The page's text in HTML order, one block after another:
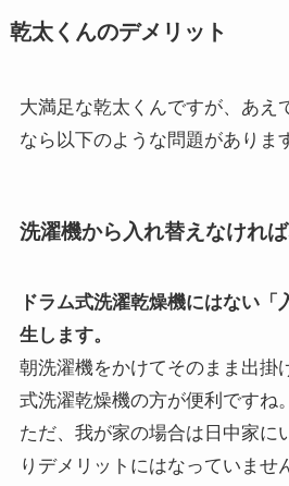
乾太くんのデメリット
大満足な乾太くんですが、あえ
なら以下のような問題がありま
洗濯機から入れ替えなけれ
ドラム式洗濯乾燥機にはない
生します。
朝洗濯機をかけてそのまま出掛
式洗濯乾燥機の方が便利ですね。
ただ、我が家の場合は日中家に
りデメリットにはなっていませ